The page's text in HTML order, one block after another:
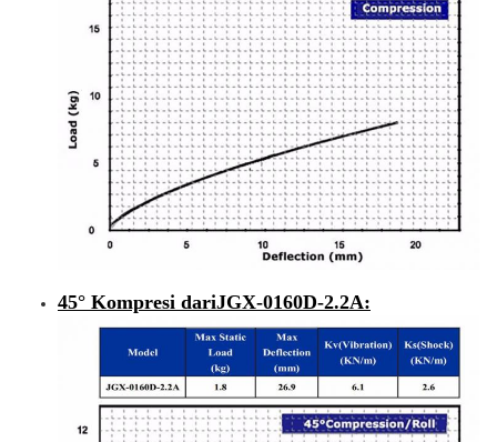
45° Kompresi dariJGX-0160D-2.2A: